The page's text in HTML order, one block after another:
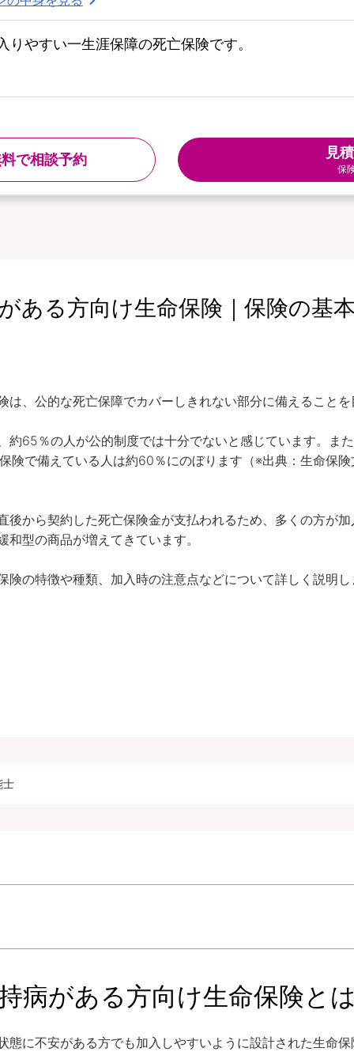
やすい一生涯保障の死亡保険です。
で相談予約 見
保
ある方向け生命保険｜保険の基
は、公的な死亡保障でカバーしきれない部分に備えること
約65％の人が公的制度では十分でないと感じています。ま
険で備えている人は約60％にのぼります（※出典：生命保
後から契約した死亡保険金が支払われるため、多くの方が
型の商品が増えてきています。
険の特徴や種類、加入時の注意点などについて詳しく説明
士
病がある方向け生命保険と
態に不安がある方でも加入しやすいように設計された生命